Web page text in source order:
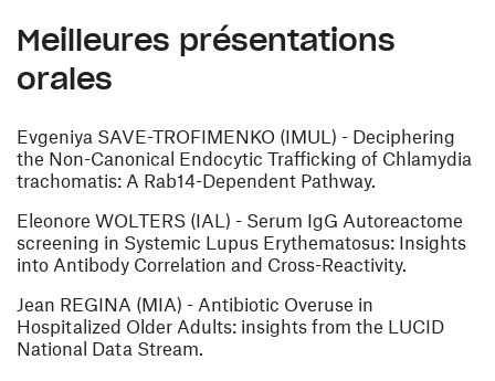
Meilleures présentations
orales
Evgeniya SAVE-TROFIMENKO (IMUL) - Deciphering
the Non-Canonical Endocytic Trafficking of Chlamydia
trachomatis: A Rab14-Dependent Pathway.
Eleonore WOLTERS (IAL) - Serum IgG Autoreactome
screening in Systemic Lupus Erythematosus: Insights
into Antibody Correlation and Cross-Reactivity.
Jean REGINA (MIA) - Antibiotic Overuse in
Hospitalized Older Adults: insights from the LUCID
National Data Stream.